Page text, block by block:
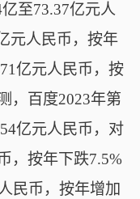
至73.37亿元人
元人民币，按年
亿元人民币，按
，百度2023年第
亿元人民币，对
，按年下跌7.5%
民币，按年增加